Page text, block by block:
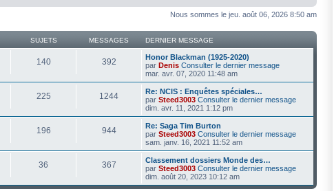
Nous sommes le jeu. août 06, 2026 8:50 am
SUJETS MESSAGES DERNIER MESSAGE
140 392
Honor Blackman (1925-2020)
par Denis Consulter le dernier message
mar. avr. 07, 2020 11:48 am
225 1244
Re: NCIS : Enquêtes spéciales…
par Steed3003 Consulter le dernier message
dim. avr. 11, 2021 1:12 pm
196 944
Re: Saga Tim Burton
par Steed3003 Consulter le dernier message
sam. janv. 16, 2021 11:52 am
36 367
Classement dossiers Monde des…
par Steed3003 Consulter le dernier message
dim. août 20, 2023 10:12 am